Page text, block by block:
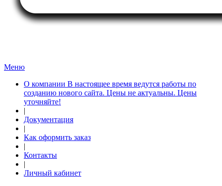
Меню
О компании В настоящее время ведутся работы по
созданию нового сайта. Цены не актуальны. Цены
уточняйте!
|
Документация
|
Как оформить заказ
|
Контакты
|
Личный кабинет